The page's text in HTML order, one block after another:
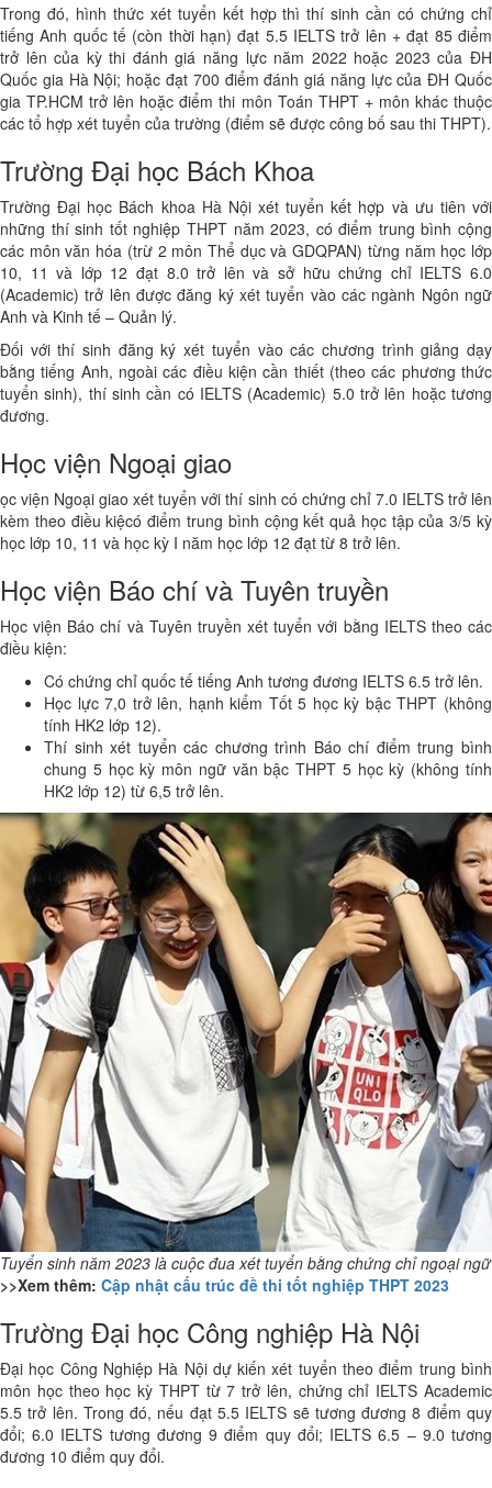
Trong đó, hình thức xét tuyển kết hợp thì thí sinh cần có chứng chỉ
tiếng Anh quốc tế (còn thời hạn) đạt 5.5 IELTS trở lên + đạt 85 điểm
trở lên của kỳ thi đánh giá năng lực năm 2022 hoặc 2023 của ĐH
Quốc gia Hà Nội; hoặc đạt 700 điểm đánh giá năng lực của ĐH Quốc
gia TP.HCM trở lên hoặc điểm thi môn Toán THPT + môn khác thuộc
các tổ hợp xét tuyển của trường (điểm sẽ được công bố sau thi THPT).
Trường Đại học Bách Khoa
Trường Đại học Bách khoa Hà Nội xét tuyển kết hợp và ưu tiên với
những thí sinh tốt nghiệp THPT năm 2023, có điểm trung bình cộng
các môn văn hóa (trừ 2 môn Thể dục và GDQPAN) từng năm học lớp
10, 11 và lớp 12 đạt 8.0 trở lên và sở hữu chứng chỉ IELTS 6.0
(Academic) trở lên được đăng ký xét tuyển vào các ngành Ngôn ngữ
Anh và Kinh tế – Quản lý.
Đối với thí sinh đăng ký xét tuyển vào các chương trình giảng dạy
bằng tiếng Anh, ngoài các điều kiện cần thiết (theo các phương thức
tuyển sinh), thí sinh cần có IELTS (Academic) 5.0 trở lên hoặc tương
đương.
Học viện Ngoại giao
ọc viện Ngoại giao xét tuyển với thí sinh có chứng chỉ 7.0 IELTS trở lên
kèm theo điều kiệcó điểm trung bình cộng kết quả học tập của 3/5 kỳ
học lớp 10, 11 và học kỳ I năm học lớp 12 đạt từ 8 trở lên.
Học viện Báo chí và Tuyên truyền
Học viện Báo chí và Tuyên truyền xét tuyển với bằng IELTS theo các
điều kiện:
Có chứng chỉ quốc tế tiếng Anh tương đương IELTS 6.5 trở lên.
Học lực 7,0 trở lên, hạnh kiểm Tốt 5 học kỳ bậc THPT (không
tính HK2 lớp 12).
Thí sinh xét tuyển các chương trình Báo chí điểm trung bình
chung 5 học kỳ môn ngữ văn bậc THPT 5 học kỳ (không tính
HK2 lớp 12) từ 6,5 trở lên.
Tuyển sinh năm 2023 là cuộc đua xét tuyển bằng chứng chỉ ngoại ngữ
>>Xem thêm: Cập nhật cấu trúc đề thi tốt nghiệp THPT 2023
Trường Đại học Công nghiệp Hà Nội
Đại học Công Nghiệp Hà Nội dự kiến xét tuyển theo điểm trung bình
môn học theo học kỳ THPT từ 7 trở lên, chứng chỉ IELTS Academic
5.5 trở lên. Trong đó, nếu đạt 5.5 IELTS sẽ tương đương 8 điểm quy
đổi; 6.0 IELTS tương đương 9 điểm quy đổi; IELTS 6.5 – 9.0 tương
đương 10 điểm quy đổi.